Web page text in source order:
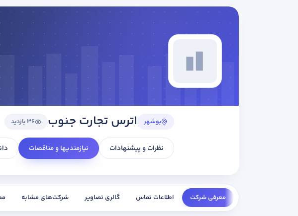
بوشهر اترس تجارت جنوب 36 بازدید
نظرات و پیشنهادات نیازمندیها و مناقصات
معرفی شرکت اطلاعات تماس گالری تصاویر شرکت‌های مشابه